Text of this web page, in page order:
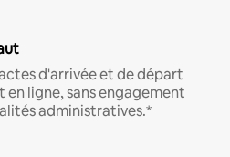
d'arrivée et de départ
en ligne, sans engagement
administratives.*